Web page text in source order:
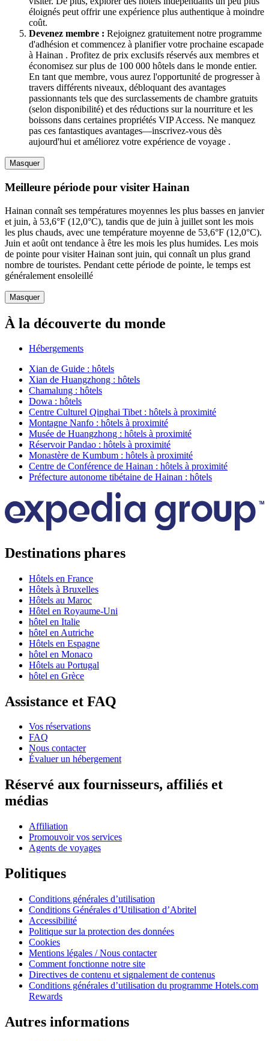
éloignés peut offrir une expérience plus authentique à moindre
coût.
Devenez membre : Rejoignez gratuitement notre programme
d'adhésion et commencez à planifier votre prochaine escapade
à Hainan . Profitez de prix exclusifs réservés aux membres et
économisez sur plus de 100 000 hôtels dans le monde entier.
En tant que membre, vous aurez l'opportunité de progresser à
travers différents niveaux, débloquant des avantages
passionnants tels que des surclassements de chambre gratuits
(selon disponibilité) et des réductions sur la nourriture et les
boissons dans certaines propriétés VIP Access. Ne manquez
pas ces fantastiques avantages—inscrivez-vous dès
aujourd'hui et améliorez votre expérience de voyage .
Masquer
Meilleure période pour visiter Hainan
Hainan connaît ses températures moyennes les plus basses en janvier
et juin, à 53,6°F (12,0°C), tandis que de juin à juillet sont les mois
les plus chauds, avec une température moyenne de 53,6°F (12,0°C).
Juin et août ont tendance à être les mois les plus humides. Les mois
de pointe pour visiter Hainan sont juin, qui connaît un plus grand
nombre de touristes. Pendant cette période de pointe, le temps est
généralement ensoleillé
Masquer
À la découverte du monde
Hébergements
Xian de Guide : hôtels
Xian de Huangzhong : hôtels
Chamalung : hôtels
Dowa : hôtels
Centre Culturel Qinghai Tibet : hôtels à proximité
Montagne Nanfo : hôtels à proximité
Musée de Huangzhong : hôtels à proximité
Réservoir Pandao : hôtels à proximité
Monastère de Kumbum : hôtels à proximité
Centre de Conférence de Hainan : hôtels à proximité
Préfecture autonome tibétaine de Hainan : hôtels
Destinations phares
Hôtels en France
Hôtels à Bruxelles
Hôtels au Maroc
Hôtel en Royaume-Uni
hôtel en Italie
hôtel en Autriche
Hôtels en Espagne
hôtel en Monaco
Hôtels au Portugal
hôtel en Grèce
Assistance et FAQ
Vos réservations
FAQ
Nous contacter
Évaluer un hébergement
Réservé aux fournisseurs, affiliés et
médias
Affiliation
Promouvoir vos services
Agents de voyages
Politiques
Conditions générales d’utilisation
Conditions Générales d’Utilisation d’Abritel
Accessibilité
Politique sur la protection des données
Cookies
Mentions légales / Nous contacter
Comment fonctionne notre site
Directives de contenu et signalement de contenus
Conditions générales d’utilisation du programme Hotels.com
Rewards
Autres informations